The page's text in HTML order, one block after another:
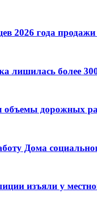
2026 года
лишилась более
объемы дорожных
Дома
изъяли у